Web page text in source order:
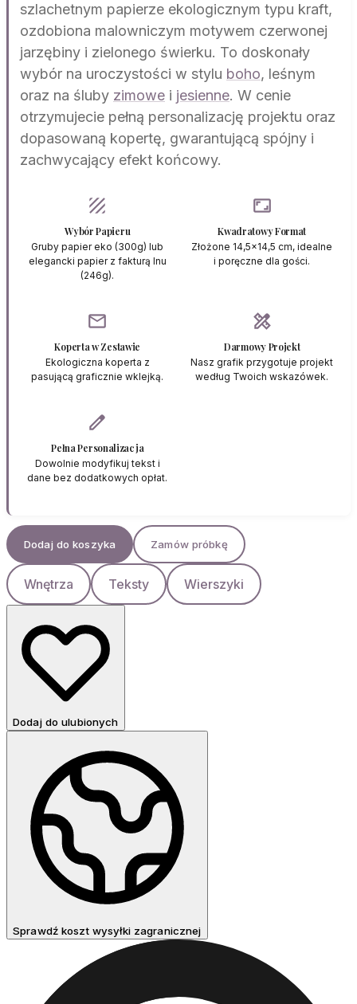
szlachetnym papierze ekologicznym typu kraft,
ozdobiona malowniczym motywem czerwonej
jarzębiny i zielonego świerku. To doskonały
wybór na uroczystości w stylu boho, leśnym
oraz na śluby zimowe i jesienne. W cenie
otrzymujecie pełną personalizację projektu oraz
dopasowaną kopertę, gwarantującą spójny i
zachwycający efekt końcowy.
texture
Wybór Papieru
Gruby papier eko (300g) lub
elegancki papier z fakturą lnu
(246g).
aspect_ratio
Kwadratowy Format
Złożone 14,5x14,5 cm, idealne
i poręczne dla gości.
mail
Koperta w Zestawie
Ekologiczna koperta z
pasującą graficznie wklejką.
design_services
Darmowy Projekt
Nasz grafik przygotuje projekt
według Twoich wskazówek.
edit
Pełna Personalizacja
Dowolnie modyfikuj tekst i
dane bez dodatkowych opłat.
Dodaj do koszyka Zamów próbkę
Wnętrza Teksty Wierszyki
Dodaj do ulubionych
Sprawdź koszt wysyłki zagranicznej